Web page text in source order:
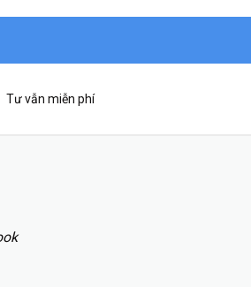
Tư vẫn miễn phí